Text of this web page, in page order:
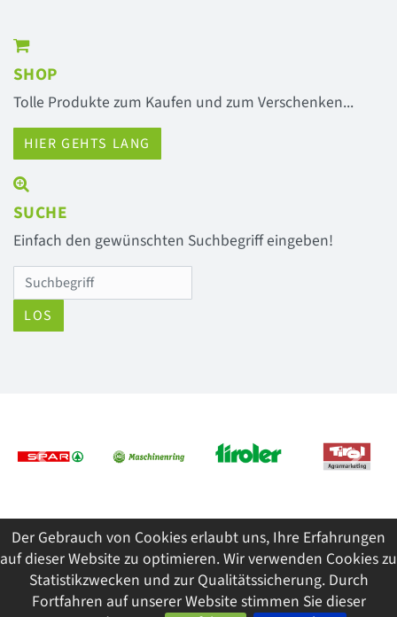
Der Gebrauch von Cookies erlaubt uns, Ihre Erfahrungen
auf dieser Website zu optimieren. Wir verwenden Cookies zu
Statistikzwecken und zur Qualitätssicherung. Durch
Fortfahren auf unserer Website stimmen Sie dieser
SHOP
Tolle Produkte zum Kaufen und zum Verschenken...
HIER GEHTS LANG
SUCHE
Einfach den gewünschten Suchbegriff eingeben!
LOS
Previous Next
© 2026 Tiroler Jungbauernschaft/Landjugend
ImpressumDatenschutzSitemap